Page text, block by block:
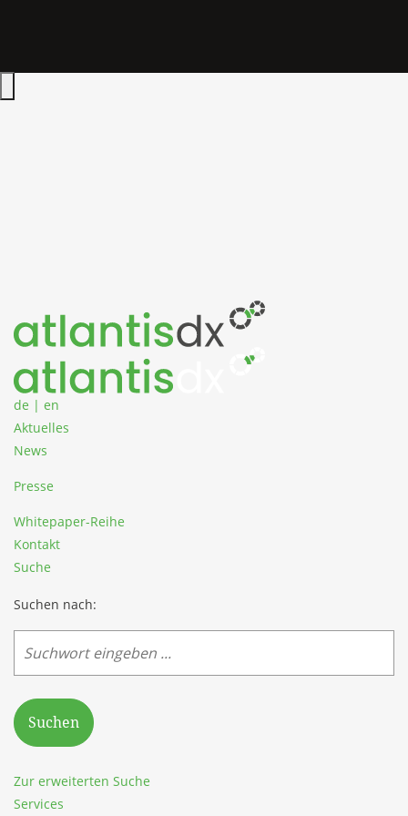
de | en
Aktuelles
News
Presse
Whitepaper-Reihe
Kontakt
Suche
Suchen nach:
Suchen
Zur erweiterten Suche
Services